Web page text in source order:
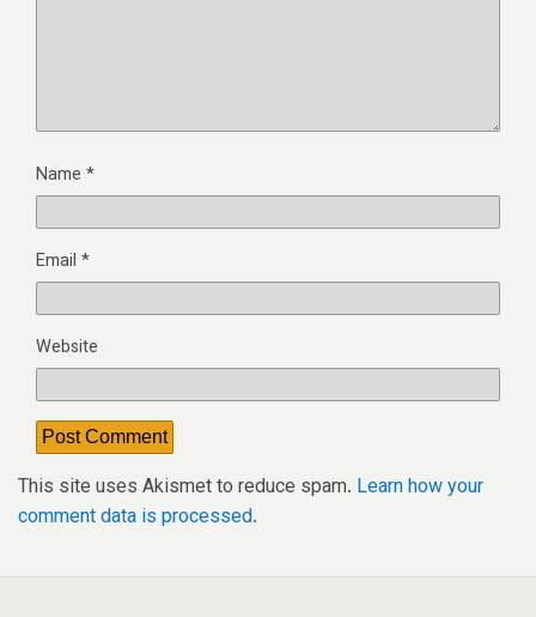
Name *
Email *
Website
This site uses Akismet to reduce spam. Learn how your
comment data is processed.